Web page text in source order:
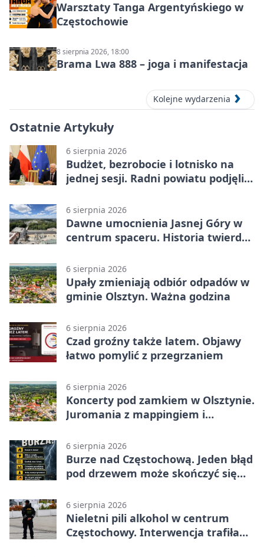
Warsztaty Tanga Argentyńskiego w
Częstochowie
8 sierpnia 2026, 18:00
Brama Lwa 888 – joga i manifestacja
Kolejne wydarzenia
Ostatnie Artykuły
6 sierpnia 2026
Budżet, bezrobocie i lotnisko na
jednej sesji. Radni powiatu podjęli
6 sierpnia 2026
Dawne umocnienia Jasnej Góry w
centrum spaceru. Historia twierdzy
6 sierpnia 2026
Upały zmieniają odbiór odpadów w
gminie Olsztyn. Ważna godzina
6 sierpnia 2026
Czad groźny także latem. Objawy
łatwo pomylić z przegrzaniem
6 sierpnia 2026
Koncerty pod zamkiem w Olsztynie.
Juromania z mappingiem i
6 sierpnia 2026
Burze nad Częstochową. Jeden błąd
pod drzewem może skończyć się
6 sierpnia 2026
Nieletni pili alkohol w centrum
Częstochowy. Interwencja trafiła